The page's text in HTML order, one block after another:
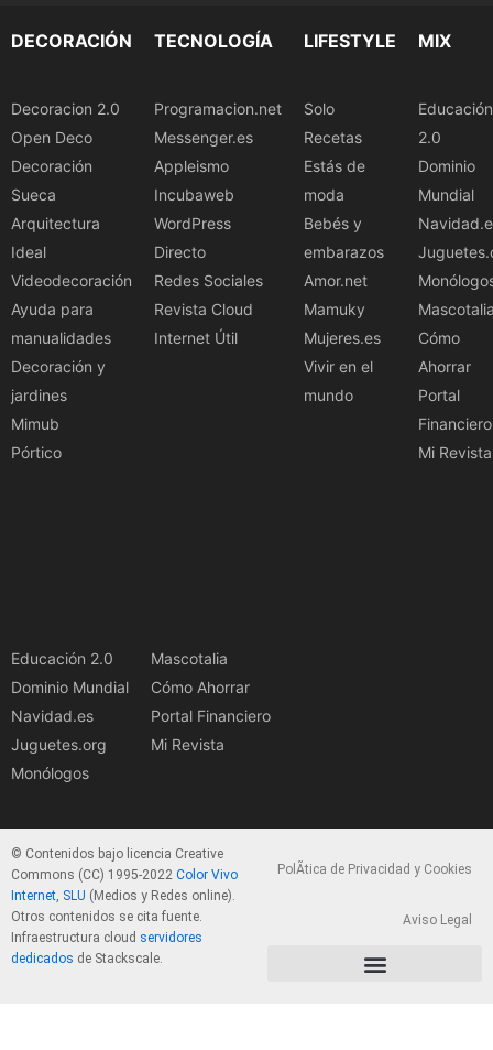
DECORACIÓN
Decoracion 2.0
Open Deco
Decoración
Sueca
Arquitectura
Ideal
Videodecoración
Ayuda para
manualidades
Decoración y
jardines
Mimub
Pórtico
TECNOLOGÍA
Programacion.net
Messenger.es
Appleismo
Incubaweb
WordPress
Directo
Redes Sociales
Revista Cloud
Internet Útil
LIFESTYLE
Solo
Recetas
Estás de
moda
Bebés y
embarazos
Amor.net
Mamuky
Mujeres.es
Vivir en el
mundo
MIX
Educación
2.0
Dominio
Mundial
Cómo
Ahorrar
Portal
Financiero
Mi Revista
Educación 2.0
Dominio Mundial
Navidad.es
Juguetes.org
Monólogos
Mascotalia
Cómo Ahorrar
Portal Financiero
Mi Revista
© Contenidos bajo licencia Creative
Commons (CC) 1995-2022 Color Vivo
Internet, SLU (Medios y Redes online).
Otros contenidos se cita fuente.
Infraestructura cloud servidores
dedicados de Stackscale.
PolÃ­tica de Privacidad y Cookies
Aviso Legal